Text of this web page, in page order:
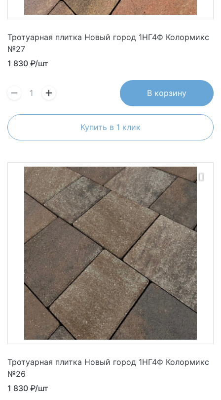
Тротуарная плитка Новый город 1НГ4Ф Колормикс
№27
1 830 ₽/шт
В корзину
Купить в 1 клик
Тротуарная плитка Новый город 1НГ4Ф Колормикс
№26
1 830 ₽/шт